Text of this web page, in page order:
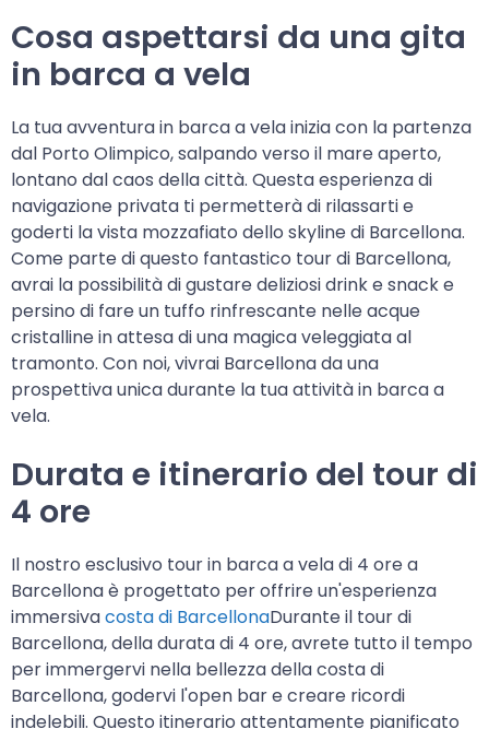
Cosa aspettarsi da una gita
in barca a vela
La tua avventura in barca a vela inizia con la partenza
dal Porto Olimpico, salpando verso il mare aperto,
lontano dal caos della città. Questa esperienza di
navigazione privata ti permetterà di rilassarti e
goderti la vista mozzafiato dello skyline di Barcellona.
Come parte di questo fantastico tour di Barcellona,
avrai la possibilità di gustare deliziosi drink e snack e
persino di fare un tuffo rinfrescante nelle acque
cristalline in attesa di una magica veleggiata al
tramonto. Con noi, vivrai Barcellona da una
prospettiva unica durante la tua attività in barca a
vela.
Durata e itinerario del tour di
4 ore
Il nostro esclusivo tour in barca a vela di 4 ore a
Barcellona è progettato per offrire un'esperienza
immersivacosta di BarcellonaDurante il tour di
Barcellona, della durata di 4 ore, avrete tutto il tempo
per immergervi nella bellezza della costa di
Barcellona, godervi l'open bar e creare ricordi
indelebili. Questo itinerario attentamente pianificato